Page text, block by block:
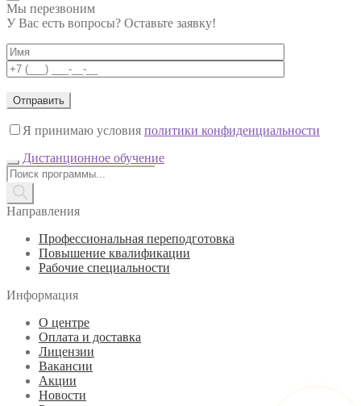
Мы перезвоним
У Вас есть вопросы? Оставьте заявку!
Я принимаю условия политики конфиденциальности
Дистанционное обучение
Поиск
товаров
Направления
Профессиональная переподготовка
Повышение квалификации
Рабочие специальности
Информация
О центре
Оплата и доставка
Лицензии
Вакансии
Акции
Новости